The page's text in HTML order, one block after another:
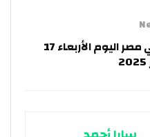
ثبات أسعار الأسمنت في مصر اليوم الأربعاء 17